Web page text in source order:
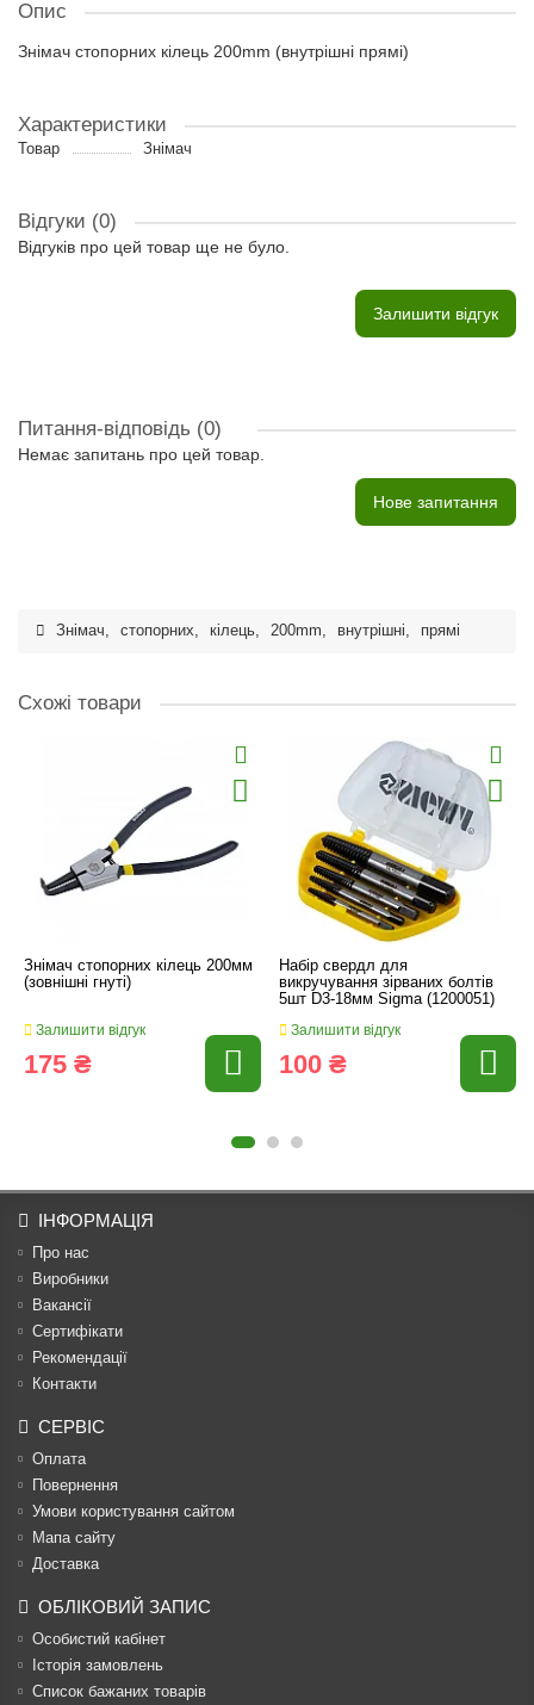
Опис
Знімач стопорних кілець 200mm (внутрішні прямі)
Характеристики
Товар Знімач
Відгуки (0)
Відгуків про цей товар ще не було.
Залишити відгук
Питання-відповідь (0)
Немає запитань про цей товар.
Нове запитання
Знімач, стопорних, кілець, 200mm, внутрішні, прямі
Схожі товари
Знімач стопорних кілець 200мм
(зовнішні гнуті)
Залишити відгук
175 ₴
Набір свердл для
викручування зірваних болтів
5шт D3-18мм Sigma (1200051)
Залишити відгук
100 ₴
ІНФОРМАЦІЯ
Про нас
Виробники
Вакансії
Сертифікати
Рекомендації
Контакти
СЕРВІС
Оплата
Повернення
Умови користування сайтом
Мапа сайту
Доставка
ОБЛІКОВИЙ ЗАПИС
Особистий кабінет
Історія замовлень
Список бажаних товарів